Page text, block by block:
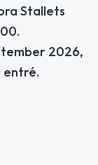
Stallets
2026,
entré.